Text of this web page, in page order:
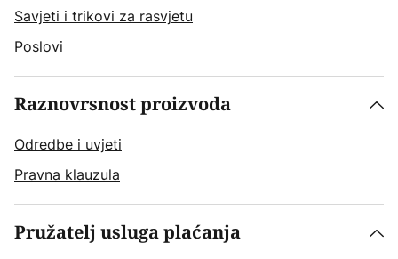
Savjeti i trikovi za rasvjetu
Poslovi
Raznovrsnost proizvoda
Odredbe i uvjeti
Pravna klauzula
Pružatelj usluga plaćanja